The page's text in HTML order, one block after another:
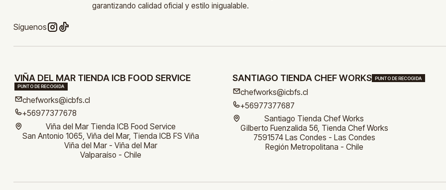
garantizando calidad oficial y estilo inigualable.
Síguenos
VIÑA DEL MAR TIENDA ICB FOOD SERVICE
PUNTO DE RECOGIDA
chefworks@icbfs.cl
+56977377678
Viña del Mar Tienda ICB Food Service
San Antonio 1065, Viña del Mar, Tienda ICB FS Viña
Viña del Mar - Viña del Mar
Valparaíso - Chile
SANTIAGO TIENDA CHEF WORKS PUNTO DE RECOGIDA
chefworks@icbfs.cl
+56977377687
Santiago Tienda Chef Works
Gilberto Fuenzalida 56, Tienda Chef Works
7591574 Las Condes - Las Condes
Región Metropolitana - Chile